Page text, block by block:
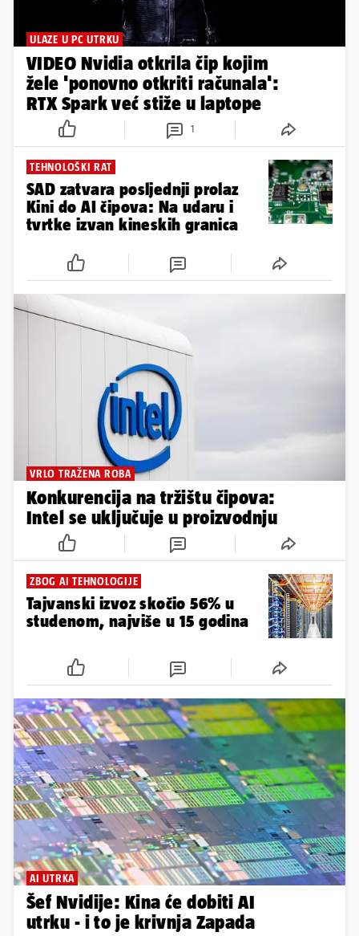
ULAZE U PC UTRKU
VIDEO Nvidia otkrila čip kojim
žele 'ponovno otkriti računala':
RTX Spark već stiže u laptope
1
TEHNOLOŠKI RAT
SAD zatvara posljednji prolaz
Kini do AI čipova: Na udaru i
tvrtke izvan kineskih granica
VRLO TRAŽENA ROBA
Konkurencija na tržištu čipova:
Intel se uključuje u proizvodnju
ZBOG AI TEHNOLOGIJE
Tajvanski izvoz skočio 56% u
studenom, najviše u 15 godina
AI UTRKA
Šef Nvidije: Kina će dobiti AI
utrku - i to je krivnja Zapada